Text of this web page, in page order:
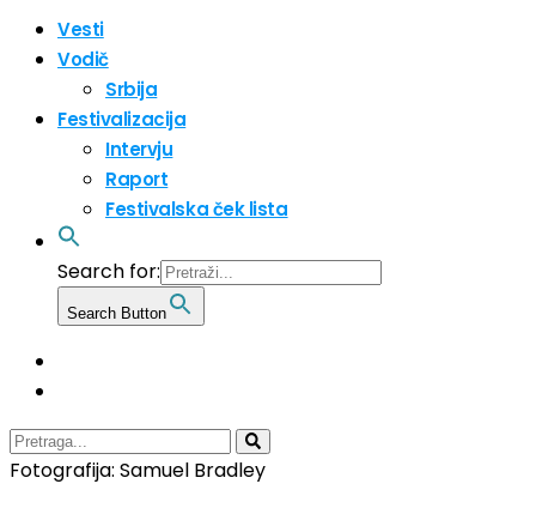
Vesti
Vodič
Srbija
Festivalizacija
Intervju
Raport
Festivalska ček lista
Search for:
Search Button
Fotografija: Samuel Bradley